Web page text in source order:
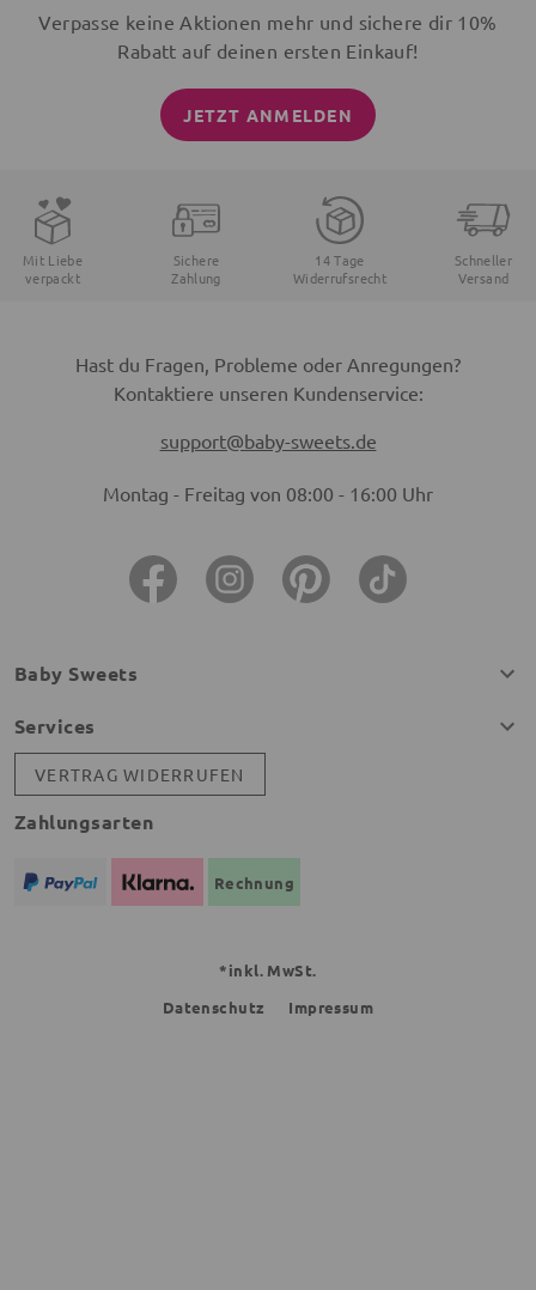
Verpasse keine Aktionen mehr und sichere dir 10%
Rabatt auf deinen ersten Einkauf!
JETZT ANMELDEN
Mit Liebe
verpackt
Sichere
Zahlung
14 Tage
Widerrufsrecht
Schneller
Versand
Hast du Fragen, Probleme oder Anregungen?
Kontaktiere unseren Kundenservice:
support@baby-sweets.de
Montag - Freitag von 08:00 - 16:00 Uhr
Baby Sweets
Services
VERTRAG WIDERRUFEN
Zahlungsarten
Rechnung
*inkl. MwSt.
Datenschutz
Impressum